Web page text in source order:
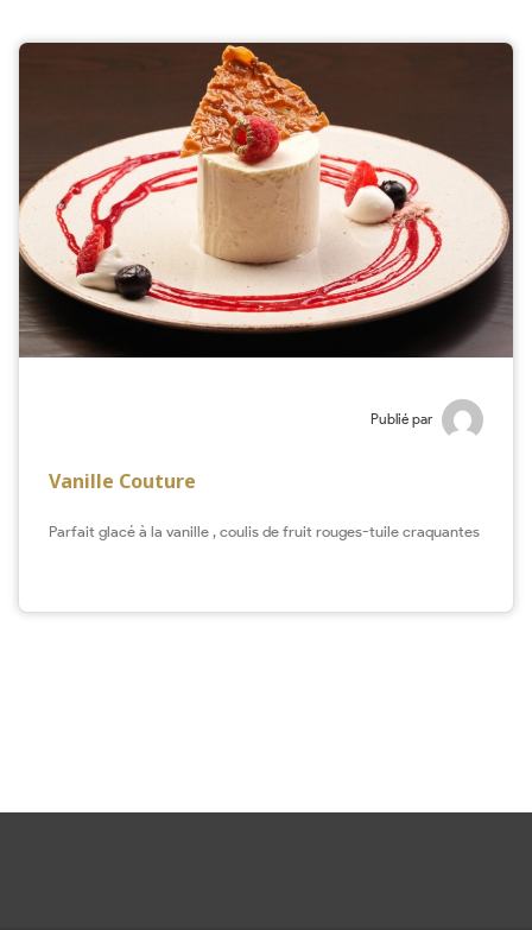
Publié par
Vanille Couture
Parfait glacé à la vanille , coulis de fruit rouges-tuile craquantes